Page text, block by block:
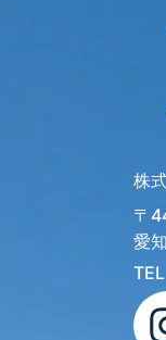
株
〒
愛